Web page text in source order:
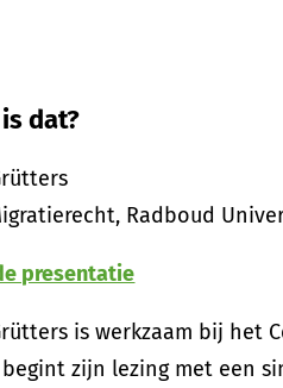
dat?
Radboud
presentatie
is werkzaam bij het
zijn lezing met een